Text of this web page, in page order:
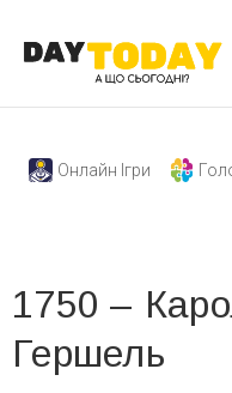
Онлайн Ігри
1750 –
Гершель